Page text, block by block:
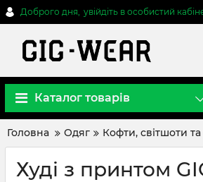
Доброго дня, увійдіть в особистий
Каталог товарів
Головна Одяг Кофти, світшоти та
Худі з принтом